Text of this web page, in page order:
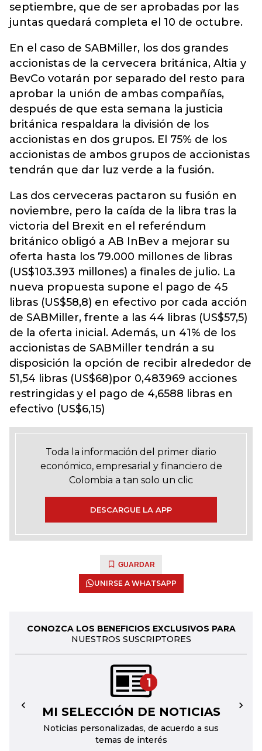
septiembre, que de ser aprobadas por las
juntas quedará completa el 10 de octubre.
En el caso de SABMiller, los dos grandes
accionistas de la cervecera británica, Altia y
BevCo votarán por separado del resto para
aprobar la unión de ambas compañías,
después de que esta semana la justicia
británica respaldara la división de los
accionistas en dos grupos. El 75% de los
accionistas de ambos grupos de accionistas
tendrán que dar luz verde a la fusión.
Las dos cerveceras pactaron su fusión en
noviembre, pero la caída de la libra tras la
victoria del Brexit en el referéndum
británico obligó a AB InBev a mejorar su
oferta hasta los 79.000 millones de libras
(US$103.393 millones) a finales de julio. La
nueva propuesta supone el pago de 45
libras (US$58,8) en efectivo por cada acción
de SABMiller, frente a las 44 libras (US$57,5)
de la oferta inicial. Además, un 41% de los
accionistas de SABMiller tendrán a su
disposición la opción de recibir alrededor de
51,54 libras (US$68)por 0,483969 acciones
restringidas y el pago de 4,6588 libras en
efectivo (US$6,15)
Toda la información del primer diario
económico, empresarial y financiero de
Colombia a tan solo un clic
DESCARGUE LA APP
GUARDAR
UNIRSE A WHATSAPP
CONOZCA LOS BENEFICIOS EXCLUSIVOS PARA
NUESTROS SUSCRIPTORES
1
MI SELECCIÓN DE NOTICIAS
Noticias personalizadas, de acuerdo a sus
temas de interés
← →